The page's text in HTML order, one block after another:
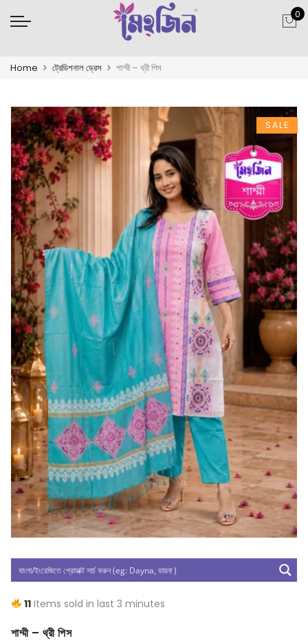
0
Home ট্রেডিশনাল ড্রেস শাম্মী – থ্রী পিস
SALE
11Items sold in last 3 minutes
শাম্মী – থ্রী পিস